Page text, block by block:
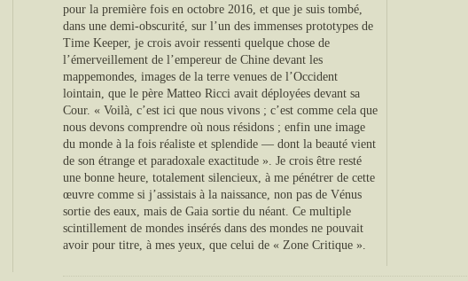
pour la première fois en octobre 2016, et que je suis tombé,
dans une demi-obscurité, sur l’un des immenses prototypes de
Time Keeper, je crois avoir ressenti quelque chose de
l’émerveillement de l’empereur de Chine devant les
mappemondes, images de la terre venues de l’Occident
lointain, que le père Matteo Ricci avait déployées devant sa
Cour. « Voilà, c’est ici que nous vivons ; c’est comme cela que
nous devons comprendre où nous résidons ; enfin une image
du monde à la fois réaliste et splendide — dont la beauté vient
de son étrange et paradoxale exactitude ». Je crois être resté
une bonne heure, totalement silencieux, à me pénétrer de cette
œuvre comme si j’assistais à la naissance, non pas de Vénus
sortie des eaux, mais de Gaia sortie du néant. Ce multiple
scintillement de mondes insérés dans des mondes ne pouvait
avoir pour titre, à mes yeux, que celui de « Zone Critique ».